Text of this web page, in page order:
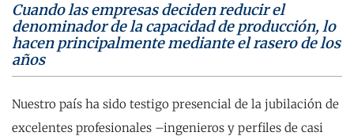
Cuando las empresas deciden reducir el
denominador de la capacidad de producción, lo
hacen principalmente mediante el rasero de los
años
Nuestro país ha sido testigo presencial de la jubilación de
excelentes profesionales –ingenieros y perfiles de casi